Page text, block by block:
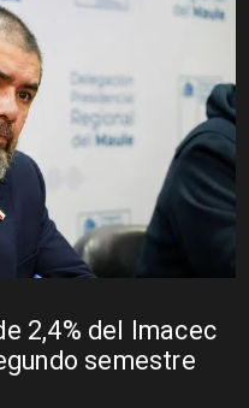
2,4% del Imacec
semestre